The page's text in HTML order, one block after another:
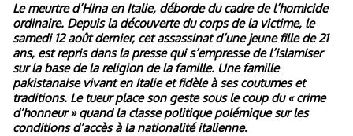
Le meurtre d’Hina en Italie, déborde du cadre de l’homicide
ordinaire. Depuis la découverte du corps de la victime, le
samedi 12 août dernier, cet assassinat d’une jeune fille de 21
ans, est repris dans la presse qui s’empresse de l’islamiser
sur la base de la religion de la famille. Une famille
pakistanaise vivant en Italie et fidèle à ses coutumes et
traditions. Le tueur place son geste sous le coup du « crime
d’honneur » quand la classe politique polémique sur les
conditions d’accès à la nationalité italienne.